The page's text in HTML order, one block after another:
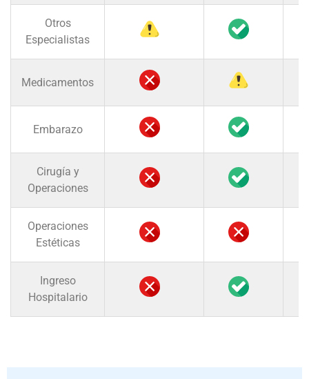
Otros
Especialistas
Medicamentos
Embarazo
Cirugía y
Operaciones
Operaciones
Estéticas
Ingreso
Hospitalario